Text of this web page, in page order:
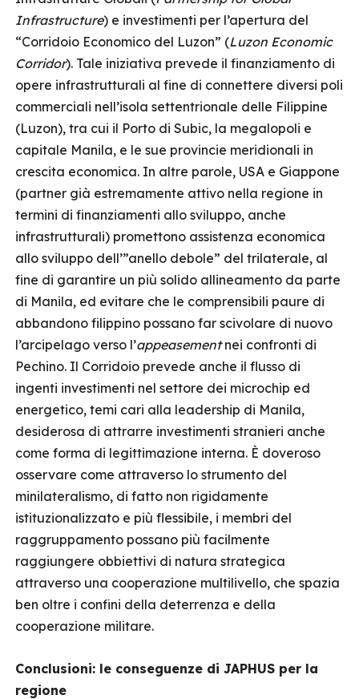
Infrastructure) e investimenti per l’apertura del
“Corridoio Economico del Luzon” (Luzon Economic
Corridor). Tale iniziativa prevede il finanziamento di
opere infrastrutturali al fine di connettere diversi poli
commerciali nell’isola settentrionale delle Filippine
(Luzon), tra cui il Porto di Subic, la megalopoli e
capitale Manila, e le sue provincie meridionali in
crescita economica. In altre parole, USA e Giappone
(partner già estremamente attivo nella regione in
termini di finanziamenti allo sviluppo, anche
infrastrutturali) promettono assistenza economica
allo sviluppo dell’”anello debole” del trilaterale, al
fine di garantire un più solido allineamento da parte
di Manila, ed evitare che le comprensibili paure di
abbandono filippino possano far scivolare di nuovo
l’arcipelago verso l’appeasementnei confronti di
Pechino. Il Corridoio prevede anche il flusso di
ingenti investimenti nel settore dei microchip ed
energetico, temi cari alla leadership di Manila,
desiderosa di attrarre investimenti stranieri anche
come forma di legittimazione interna. È doveroso
osservare come attraverso lo strumento del
minilateralismo, di fatto non rigidamente
istituzionalizzato e più flessibile, i membri del
raggruppamento possano più facilmente
raggiungere obbiettivi di natura strategica
attraverso una cooperazione multilivello, che spazia
ben oltre i confini della deterrenza e della
cooperazione militare.
Conclusioni: le conseguenze di JAPHUS per la
regione